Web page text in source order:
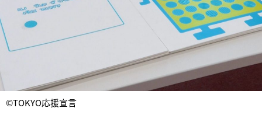
©TOKYO応援宣言